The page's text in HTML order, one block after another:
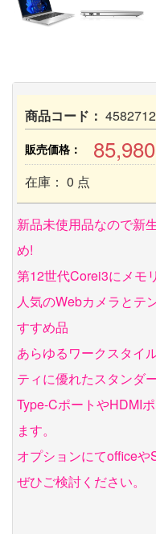
商品コード：
販売価格： 85,980
在庫： 0 点
新品未使用品なので新
め!
第12世代Corei3にメモ
人気のWebカメラとテ
すすめ品
あらゆるワークスタイ
ティに優れたスタンダ
Type-CポートやHDMI
ます。
オプションにてofficeや
ぜひご検討ください。